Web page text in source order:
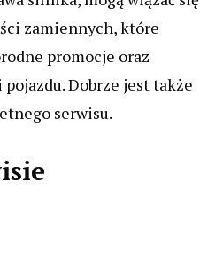
zamiennych, które
promocje oraz
Dobrze jest także
serwisu.